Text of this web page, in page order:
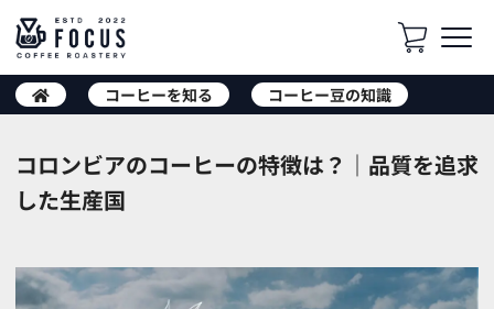
コーヒーを知る コーヒー豆の知識
コロンビアのコーヒーの特徴は？｜品質を追求
した生産国